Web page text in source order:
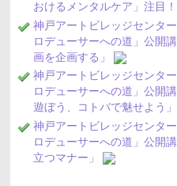
おけるメンタルケア」注目
神戸アートビレッジセンタ
ロデューサーへの道」公開
画を企画する」
神戸アートビレッジセンタ
ロデューサーへの道」公開
遊ぼう、コトバで魅せよう」
神戸アートビレッジセンタ
ロデューサーへの道」公開
立つマナー」